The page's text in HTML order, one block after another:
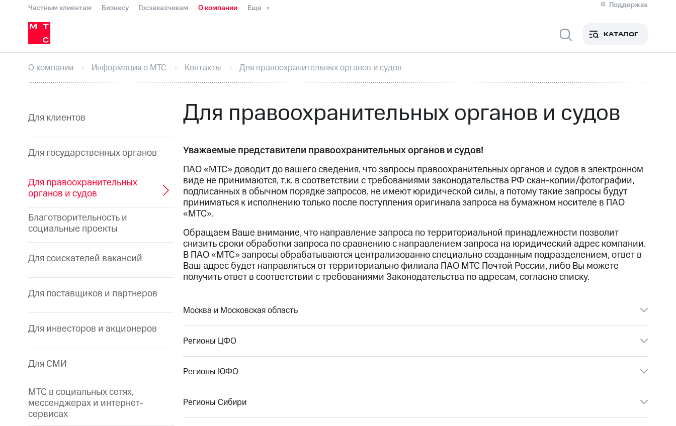
Частным клиентам Бизнесу Госзаказчикам О компании Еще
Поддержка
Медиа-центр
Инвесторам и акционерам
Устойчивое развитие
Комплаенс и деловая этика
Медиа-центр
Пресс-релизыМТС о технологияхДостиженияИнтервьюФинансовая отчетностьКонтактыНовости в регионе
Корпоративное управление Корпоративный секретарьРаскрытие информации
ПАО "МТС"Собрания акционеровЛичный кабинет акционераАкционерный капиталКонтроль и аудитРынок акций
Уведомление о погашении именных облигацийДругое Регистратор РеквизитыКонтакты
Устойчивое развитие
КАТАЛОГ
О компании Информация о МТС Контакты Для правоохранительных органов и судов
Для клиентов
Для государственных органов
Для правоохранительных
органов и судов
Благотворительность и
социальные проекты
Для соискателей вакансий
Для поставщиков и партнеров
Для инвесторов и акционеров
Для СМИ
МТС в социальных сетях,
мессенджерах и интернет-
сервисах
Для правоохранительных органов и судов
Уважаемые представители правоохранительных органов и судов!
ПАО «МТС» доводит до вашего сведения, что запросы правоохранительных органов и судов в электронном
виде не принимаются, т.к. в соответствии с требованиями законодательства РФ скан-копии/фотографии,
подписанных в обычном порядке запросов, не имеют юридической силы, а потому такие запросы будут
приниматься к исполнению только после поступления оригинала запроса на бумажном носителе в ПАО
«МТС».
Обращаем Ваше внимание, что направление запроса по территориальной принадлежности позволит
снизить сроки обработки запроса по сравнению с направлением запроса на юридический адрес компании.
В ПАО «МТС» запросы обрабатываются централизованно специально созданным подразделением, ответ в
Ваш адрес будет направляться от территориально филиала ПАО МТС Почтой России, либо Вы можете
получить ответ в соответствии с требованиями Законодательства по адресам, согласно списку.
Москва и Московская область
Регионы ЦФО
Регионы ЮФО
Регионы Сибири